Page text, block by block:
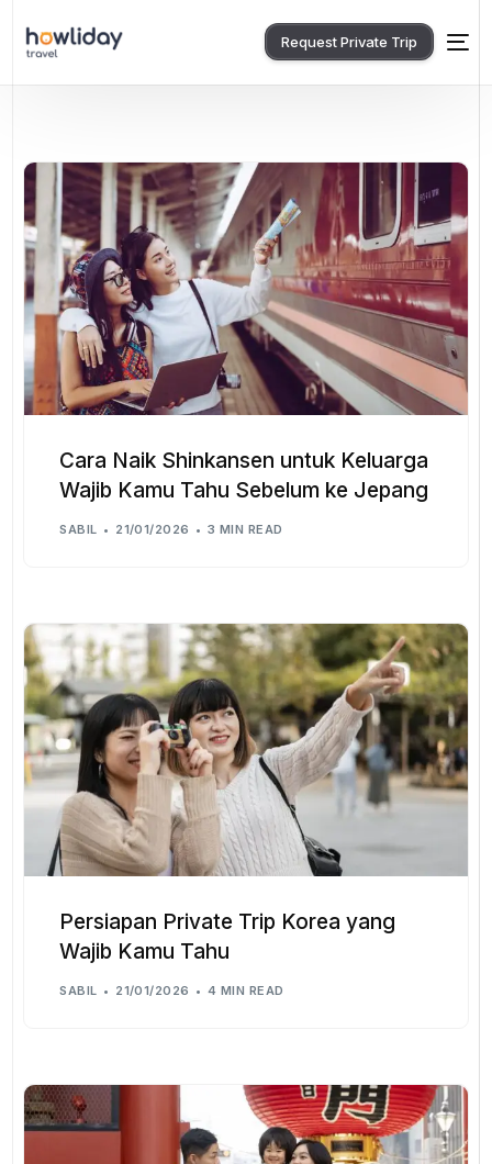
Request Private Trip
Cara Naik Shinkansen untuk Keluarga
Wajib Kamu Tahu Sebelum ke Jepang
SABIL 21/01/2026 3 MIN READ
Persiapan Private Trip Korea yang
Wajib Kamu Tahu
SABIL 21/01/2026 4 MIN READ